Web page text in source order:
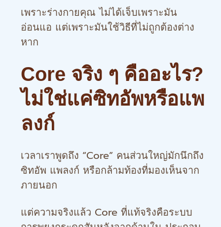
เพราะร่างกายคุณ ไม่ได้เจ็บเพราะมัน
อ่อนแอ แต่เพราะมันใช้วิธีที่ไม่ถูกต้องต่าง
หาก
Core จริง ๆ คืออะไร?
ไม่ใช่แค่ซิทอัพหรือแพ
ลงก์
เวลาเราพูดถึง “Core” คนส่วนใหญ่มักนึกถึง
ซิทอัพ แพลงก์ หรือกล้ามท้องที่มองเห็นจาก
ภายนอก
แต่ความจริงแล้ว Core ที่แท้จริงคือระบบ